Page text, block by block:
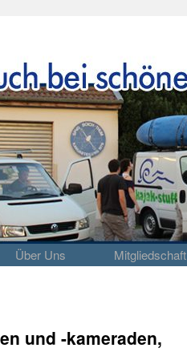
Über Uns Mitgliedschaft
und -kameraden,